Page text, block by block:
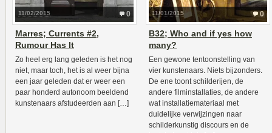
0
11/02/2015
Marres; Currents #2,
Rumour Has It
Zo heel erg lang geleden is het nog
niet, maar toch, het is al weer bijna
een jaar geleden dat er weer een
paar honderd autonoom beeldend
kunstenaars afstudeerden aan […]
0
11/01/2015
B32; Who and if yes how
many?
Een gewone tentoonstelling van
vier kunstenaars. Niets bijzonders.
De ene toont schilderijen, de
andere filminstallaties, de andere
wat installatiemateriaal met
duidelijke verwijzingen naar
schilderkunstig discours en de